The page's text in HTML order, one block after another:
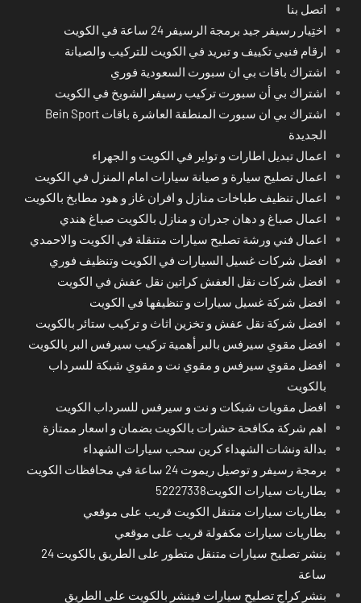
اتصل بنا
اختِيار رسيفر جيد برمجة الرسيفر 24 ساعة في الكويت
ارقام فنيي تكييف و تبريد في الكويت للتركيب والصيانة
اشتراك باقات بي ان سبورت السعودية فوري
اشتراك بي أن سبورت تركيب رسيفر الشويخ في الكويت
اشتراك بي ان سبورت المنطقة العاشرة باقات Bein Sport
الجديدة
اعمال تبديل اطارات و تواير في الكويت و الجهراء
اعمال تصليح سيارة و صيانة سيارات امام المنزل في الكويت
اعمال تنظيف طباخات منازل و افران غاز و هود مطابخ بالكويت
اعمال صباغ و دهان جدران و منازل بالكويت صباغ هندي
اعمال فني ورشة تصليح سيارات متنقلة في الكويت والاحمدي
افضل شركات غسيل السيارات في الكويت وتنظيف فوري
افضل شركات نقل العفش كراتين نقل عفش في الكويت
افضل شركة غسيل سيارات و تنظيفها في الكويت
افضل شركة نقل عفش و تخزين اثاث و تركيب ستائر بالكويت
افضل مقوي سيرفس بالبر أهمية تركيب سيرفس البر بالكويت
افضل مقوي سيرفس و مقوي نت و مقوي شبكة للسرداب
بالكويت
افضل مقويات شبكات و نت و سيرفس للسرداب الكويت
اهم شركة مكافحة حشرات بالكويت بضمان و اسعار ممتازة
بدالة ونشات الشهداء كرين سحب سيارات الشهداء
برمجة رسيفر و توصيل ريموت 24 ساعة في محافظات الكويت
بطاريات سيارات الكويت52227338
بطاريات سيارات متنقل الكويت قريب على موقعي
بطاريات سيارات مكفولة قريب على موقعي
بنشر تصليح سيارات متنقل متطور على الطريق بالكويت 24
ساعة
بنشر كراج تصليح سيارات فينشر بالكويت على الطريق